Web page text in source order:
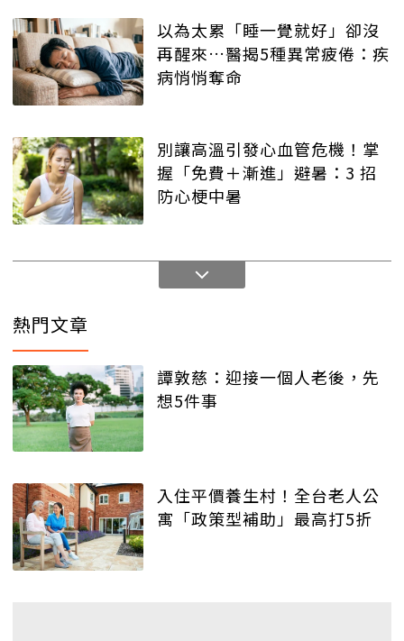
以為太累「睡一覺就好」卻沒
再醒來…醫揭5種異常疲倦：疾
病悄悄奪命
別讓高溫引發心血管危機！掌
握「免費＋漸進」避暑：3 招
防心梗中暑
熱門文章
譚敦慈：迎接一個人老後，先
想5件事
入住平價養生村！全台老人公
寓「政策型補助」最高打5折